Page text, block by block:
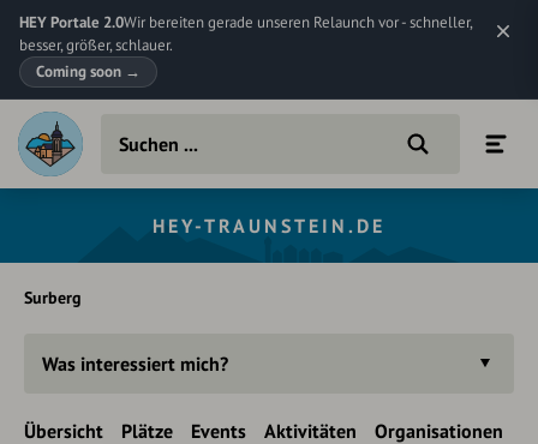
HEY Portale 2.0Wir bereiten gerade unseren Relaunch vor - schneller,
besser, größer, schlauer.
Coming soon →
HEY-TRAUNSTEIN.DE
Surberg
Was interessiert mich?
Übersicht Plätze Events Aktivitäten Organisationen